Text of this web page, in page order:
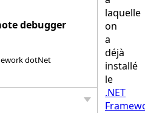
debugger
dotNet
laquelle
on
a
déjà
installé
le
.NET